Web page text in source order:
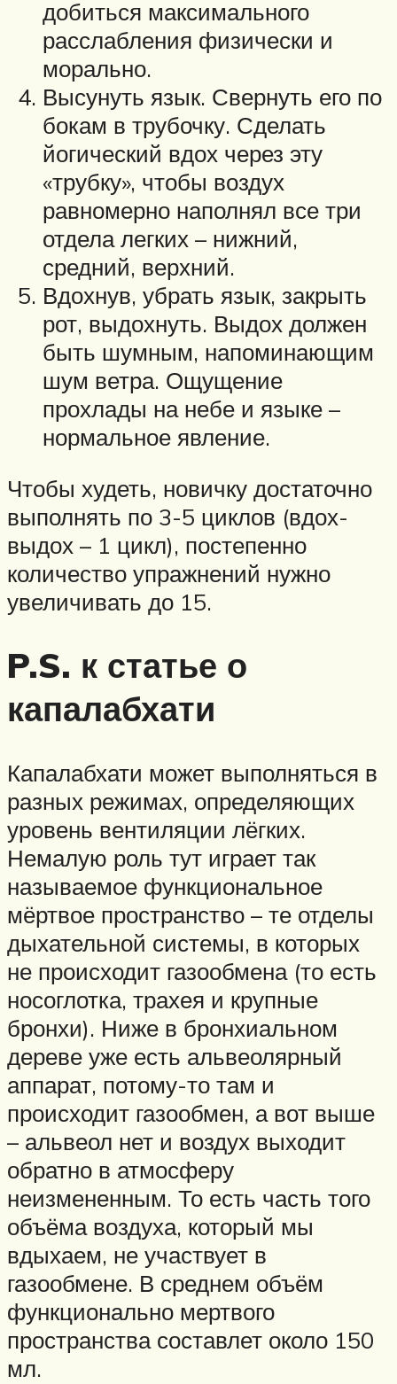
добиться максимального
расслабления физически и
морально.
Высунуть язык. Свернуть его по
бокам в трубочку. Сделать
йогический вдох через эту
«трубку», чтобы воздух
равномерно наполнял все три
отдела легких – нижний,
средний, верхний.
Вдохнув, убрать язык, закрыть
рот, выдохнуть. Выдох должен
быть шумным, напоминающим
шум ветра. Ощущение
прохлады на небе и языке –
нормальное явление.
Чтобы худеть, новичку достаточно
выполнять по 3-5 циклов (вдох-
выдох – 1 цикл), постепенно
количество упражнений нужно
увеличивать до 15.
P.S. к статье о
капалабхати
Капалабхати может выполняться в
разных режимах, определяющих
уровень вентиляции лёгких.
Немалую роль тут играет так
называемое функциональное
мёртвое пространство – те отделы
дыхательной системы, в которых
не происходит газообмена (то есть
носоглотка, трахея и крупные
бронхи). Ниже в бронхиальном
дереве уже есть альвеолярный
аппарат, потому-то там и
происходит газообмен, а вот выше
– альвеол нет и воздух выходит
обратно в атмосферу
неизмененным. То есть часть того
объёма воздуха, который мы
вдыхаем, не участвует в
газообмене. В среднем объём
функционально мертвого
пространства составлет около 150
мл.